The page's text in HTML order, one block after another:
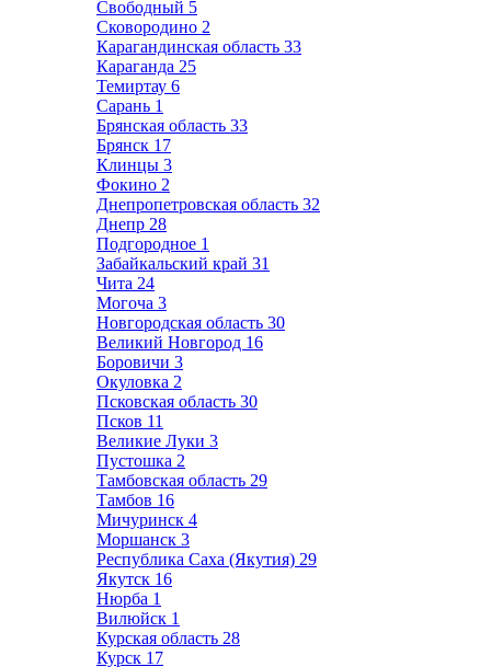
Свободный 5
Сковородино 2
Карагандинская область 33
Караганда 25
Темиртау 6
Сарань 1
Брянская область 33
Брянск 17
Клинцы 3
Фокино 2
Днепропетровская область 32
Днепр 28
Подгородное 1
Забайкальский край 31
Чита 24
Могоча 3
Новгородская область 30
Великий Новгород 16
Боровичи 3
Окуловка 2
Псковская область 30
Псков 11
Великие Луки 3
Пустошка 2
Тамбовская область 29
Тамбов 16
Мичуринск 4
Моршанск 3
Республика Саха (Якутия) 29
Якутск 16
Нюрба 1
Вилюйск 1
Курская область 28
Курск 17